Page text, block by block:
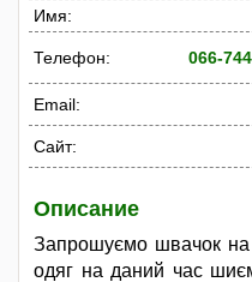
Имя:
Телефон: 066-
Email:
Сайт:
Описание
Запрошуємо швачок на
одяг на даний час